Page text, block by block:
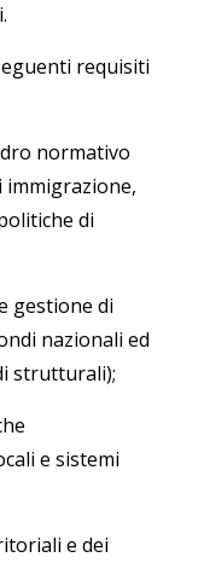
requisiti
normativo
immigrazione,
di
gestione di
nazionali ed
strutturali);
e sistemi
e dei